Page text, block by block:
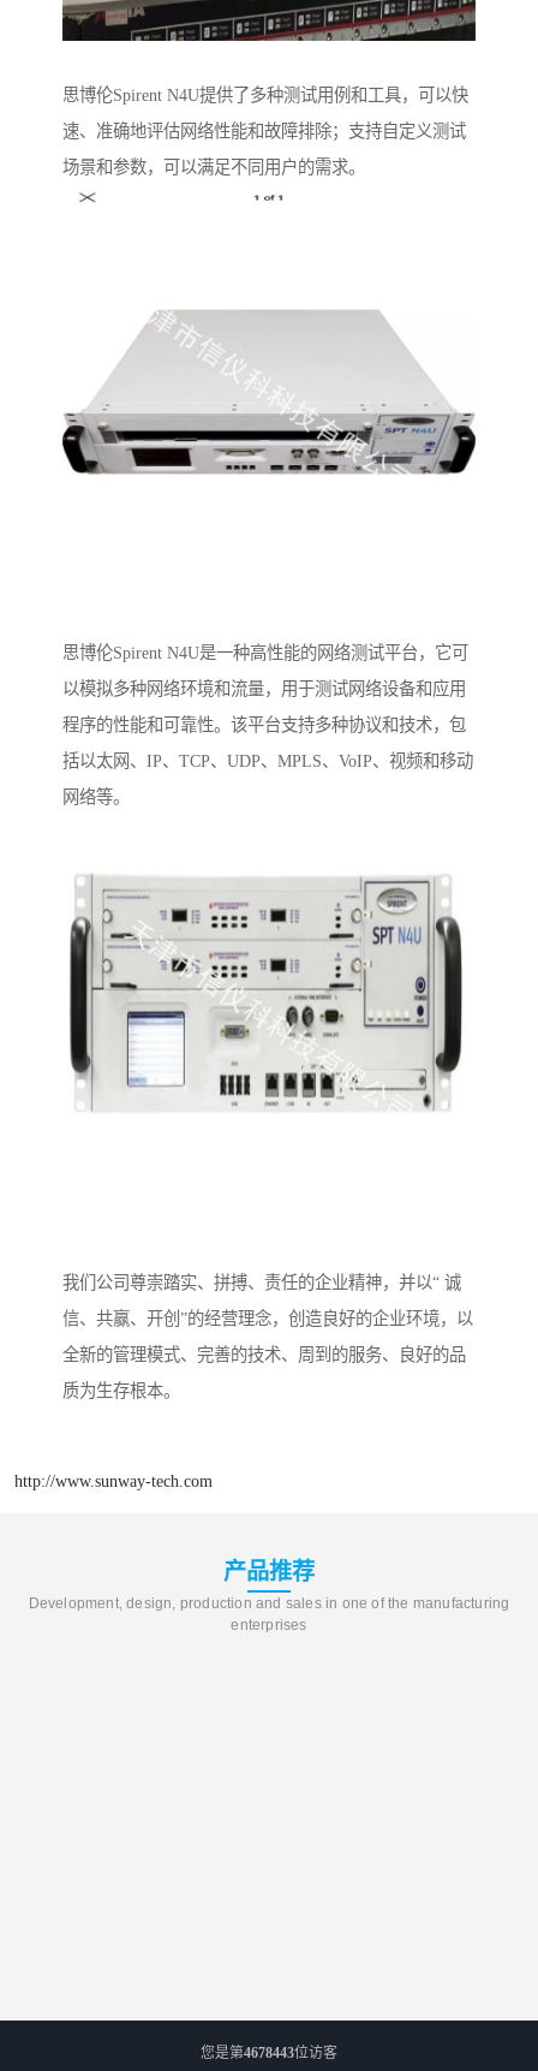
思博伦Spirent N4U提供了多种测试用例和工具，可以快
速、准确地评估网络性能和故障排除；支持自定义测试
场景和参数，可以满足不同用户的需求。
思博伦Spirent N4U是一种高性能的网络测试平台，它可
以模拟多种网络环境和流量，用于测试网络设备和应用
程序的性能和可靠性。该平台支持多种协议和技术，包
括以太网、IP、TCP、UDP、MPLS、VoIP、视频和移动
网络等。
我们公司尊崇踏实、拼搏、责任的企业精神，并以“ 诚
信、共赢、开创”的经营理念，创造良好的企业环境，以
全新的管理模式、完善的技术、周到的服务、良好的品
质为生存根本。
http://www.sunway-tech.com
产品推荐
Development, design, production and sales in one of the manufacturing
enterprises
您是第4678443位访客